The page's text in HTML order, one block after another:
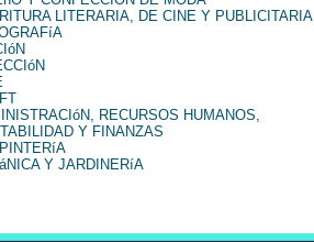
LITERARIA, DE CINE Y PUBLICITARIA
RECURSOS HUMANOS,
Y FINANZAS
Y JARDINERíA